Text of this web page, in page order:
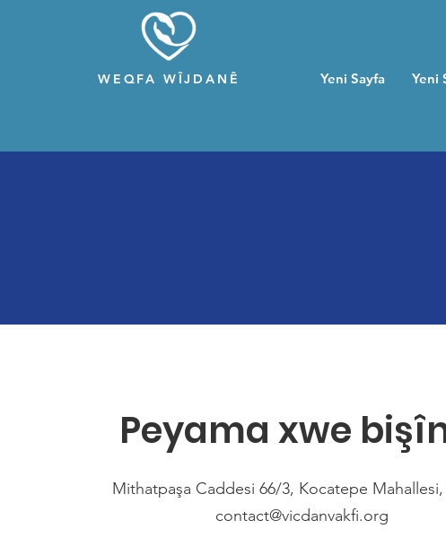
WEQFA WÎJDANÊ Yeni Sayfa Yeni
Peyama xwe
Mithatpaşa Caddesi 66/3, Kocatepe
contact@vicdanvakfi.org